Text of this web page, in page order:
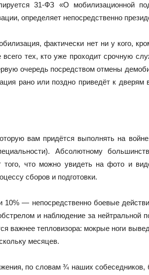
31-ФЗ «О мобилизационной
определяет непосредственно
фактически нет ни у кого,
тех, кто уже проходит срочную
очередь посредством отмены
рано или поздно приведёт к дверям
вам придётся выполнять на
Абсолютному
что можно увидеть на фото и
сборов и подготовки.
— непосредственно боевые
и наблюдение за нейтральной
важнее тепловизора: мокрые ноги
месяцев.
по словам ¾ наших собеседников,